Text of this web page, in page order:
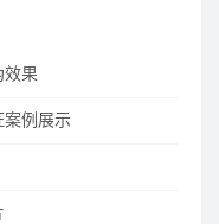
效果
案例展示